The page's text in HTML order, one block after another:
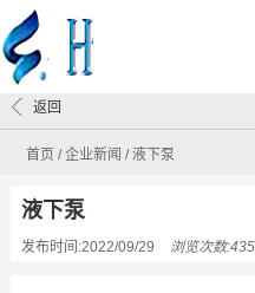
首页 /企业新闻 /液下泵
返回
液下泵
发布时间:2022/09/29 浏览次数:435